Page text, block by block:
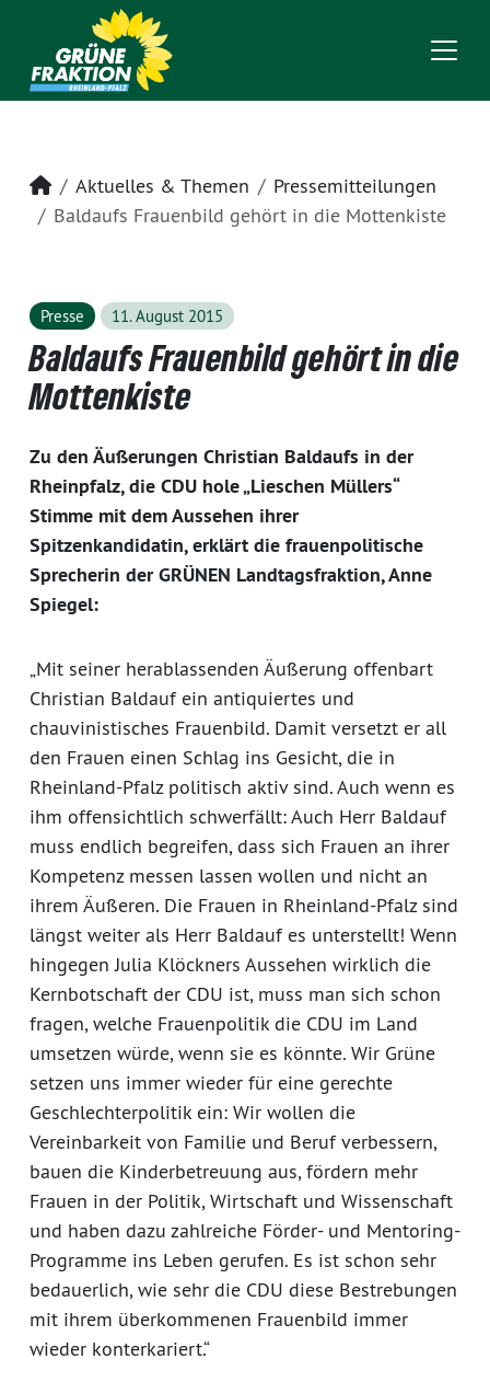
Startseite
Aktuelles & Themen
Pressemitteilungen
Baldaufs Frauenbild gehört in die Mottenkiste
Presse 11. August 2015
Baldaufs Frauenbild gehört in die
Mottenkiste
Zu den Äußerungen Christian Baldaufs in der
Rheinpfalz, die CDU hole „Lieschen Müllers“
Stimme mit dem Aussehen ihrer
Spitzenkandidatin, erklärt die frauenpolitische
Sprecherin der GRÜNEN Landtagsfraktion, Anne
Spiegel:
„Mit seiner herablassenden Äußerung offenbart
Christian Baldauf ein antiquiertes und
chauvinistisches Frauenbild. Damit versetzt er all
den Frauen einen Schlag ins Gesicht, die in
Rheinland-Pfalz politisch aktiv sind. Auch wenn es
ihm offensichtlich schwerfällt: Auch Herr Baldauf
muss endlich begreifen, dass sich Frauen an ihrer
Kompetenz messen lassen wollen und nicht an
ihrem Äußeren. Die Frauen in Rheinland-Pfalz sind
längst weiter als Herr Baldauf es unterstellt! Wenn
hingegen Julia Klöckners Aussehen wirklich die
Kernbotschaft der CDU ist, muss man sich schon
fragen, welche Frauenpolitik die CDU im Land
umsetzen würde, wenn sie es könnte. Wir Grüne
setzen uns immer wieder für eine gerechte
Geschlechterpolitik ein: Wir wollen die
Vereinbarkeit von Familie und Beruf verbessern,
bauen die Kinderbetreuung aus, fördern mehr
Frauen in der Politik, Wirtschaft und Wissenschaft
und haben dazu zahlreiche Förder- und Mentoring-
Programme ins Leben gerufen. Es ist schon sehr
bedauerlich, wie sehr die CDU diese Bestrebungen
mit ihrem überkommenen Frauenbild immer
wieder konterkariert.“